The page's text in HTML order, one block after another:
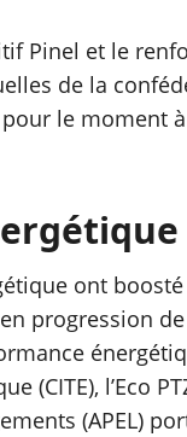
Pinel et le
de la
le moment
ont
progression
(CITE), l’Eco
(APEL)